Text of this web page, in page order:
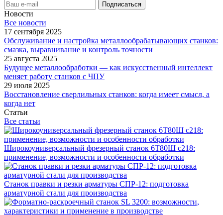
Новости
Все новости
17 сентября 2025
Обслуживание и настройка металлообрабатывающих станков:
смазка, выравнивание и контроль точности
25 августа 2025
Будущее металлообработки — как искусственный интеллект
меняет работу станков с ЧПУ
29 июля 2025
Восстановление сверлильных станков: когда имеет смысл, а
когда нет
Статьи
Все статьи
Широкоуниверсальный фрезерный станок 6Т80Ш с218:
применение, возможности и особенности обработки
Станок правки и резки арматуры СПР-12: подготовка
арматурной стали для производства